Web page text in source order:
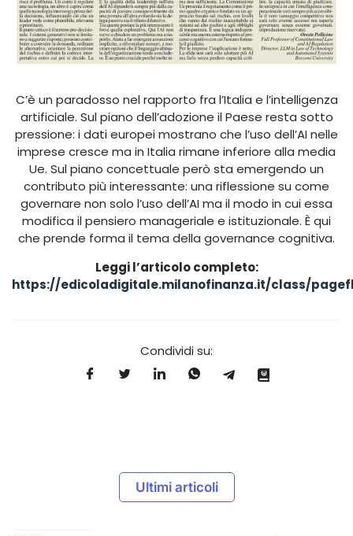
C’è un paradosso nel rapporto fra l’Italia e l’intelligenza
artificiale. Sul piano dell’adozione il Paese resta sotto
pressione: i dati europei mostrano che l’uso dell’AI nelle
imprese cresce ma in Italia rimane inferiore alla media
Ue. Sul piano concettuale però sta emergendo un
contributo più interessante: una riflessione su come
governare non solo l’uso dell’AI ma il modo in cui essa
modifica il pensiero manageriale e istituzionale. È qui
che prende forma il tema della governance cognitiva.
Leggi l’articolo completo:
https://edicoladigitale.milanofinanza.it/class/
Condividi su:
Ultimi articoli